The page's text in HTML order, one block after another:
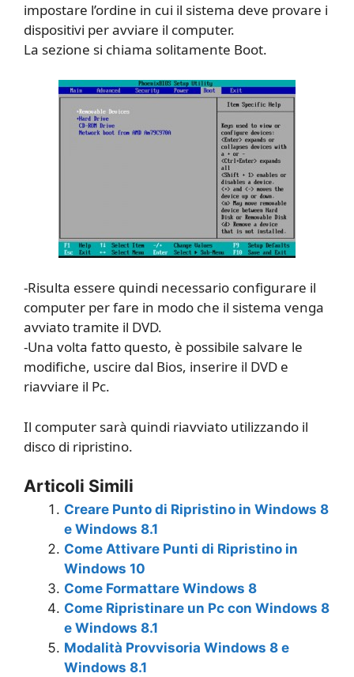
impostare l’ordine in cui il sistema deve provare i
dispositivi per avviare il computer.
La sezione si chiama solitamente Boot.
-Risulta essere quindi necessario configurare il
computer per fare in modo che il sistema venga
avviato tramite il DVD.
-Una volta fatto questo, è possibile salvare le
modifiche, uscire dal Bios, inserire il DVD e
riavviare il Pc.
Il computer sarà quindi riavviato utilizzando il
disco di ripristino.
Articoli Simili
Creare Punto di Ripristino in Windows 8
e Windows 8.1
Come Attivare Punti di Ripristino in
Windows 10
Come Formattare Windows 8
Come Ripristinare un Pc con Windows 8
e Windows 8.1
Modalità Provvisoria Windows 8 e
Windows 8.1